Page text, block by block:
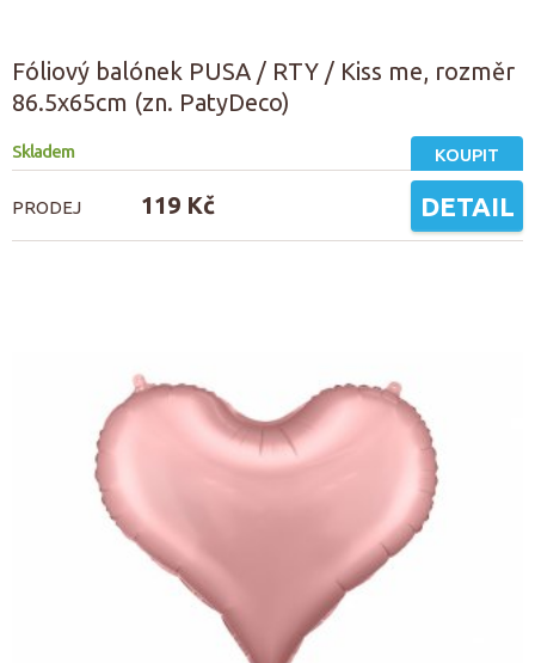
Fóliový balónek PUSA / RTY / Kiss me, rozměr
86.5x65cm (zn. PatyDeco)
Skladem KOUPIT
PRODEJ 119 Kč DETAIL